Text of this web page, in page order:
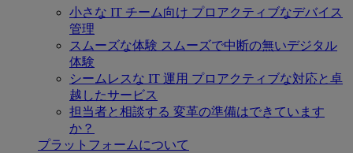
小さな IT チーム向け プロアクティブなデバイス
管理
スムーズな体験 スムーズで中断の無いデジタル
体験
シームレスな IT 運用 プロアクティブな対応と卓
越したサービス
担当者と相談する 変革の準備はできています
か？
プラットフォームについて